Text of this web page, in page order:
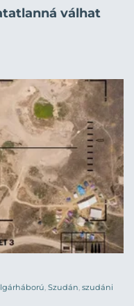
válhat
Szudán szudáni